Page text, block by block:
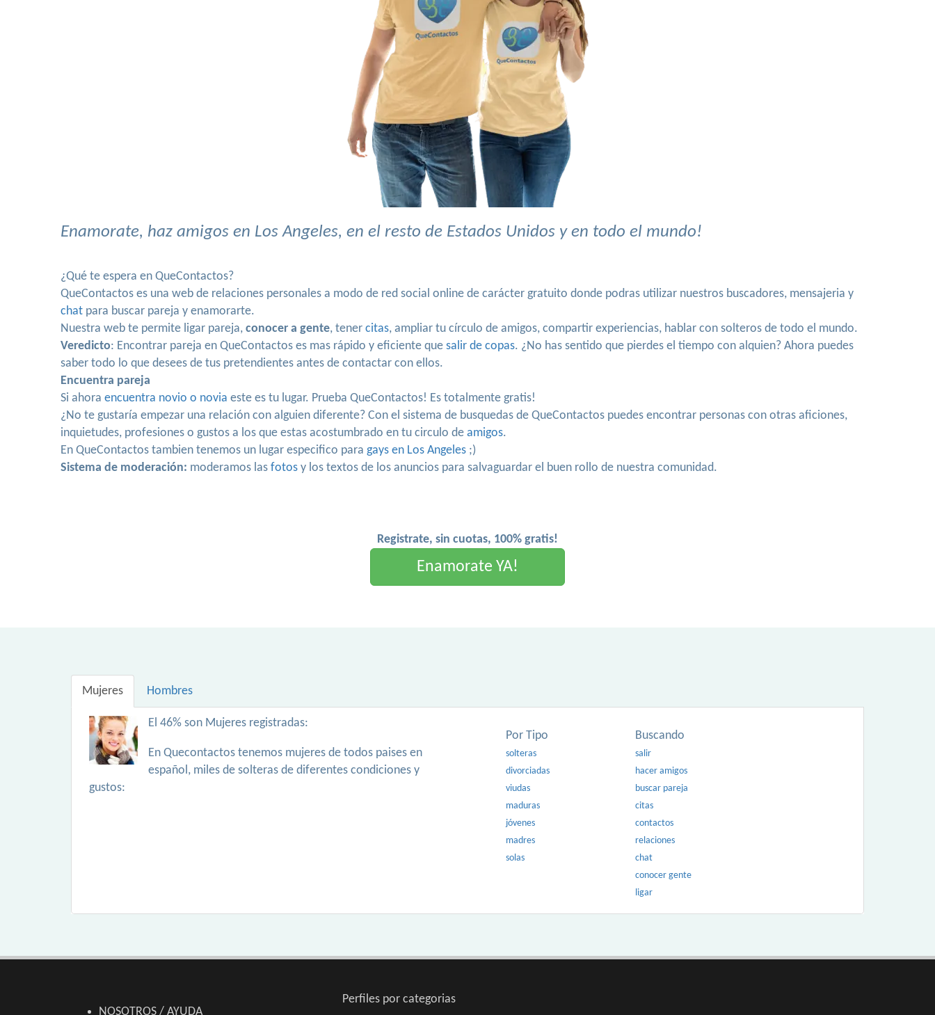
Enamorate, haz amigos en Los Angeles, en el resto de Estados Unidos y en todo el mundo!
¿Qué te espera en QueContactos?
QueContactos es una web de relaciones personales a modo de red social online de carácter gratuito donde podras utilizar nuestros buscadores, mensajeria y
chat para buscar pareja y enamorarte.
Nuestra web te permite ligar pareja, conocer a gente, tener citas, ampliar tu círculo de amigos, compartir experiencias, hablar con solteros de todo el mundo.
Veredicto: Encontrar pareja en QueContactos es mas rápido y eficiente que salir de copas. ¿No has sentido que pierdes el tiempo con alquien? Ahora puedes
saber todo lo que desees de tus pretendientes antes de contactar con ellos.
Encuentra pareja
Si ahora encuentra novio o novia este es tu lugar. Prueba QueContactos! Es totalmente gratis!
¿No te gustaría empezar una relación con alguien diferente? Con el sistema de busquedas de QueContactos puedes encontrar personas con otras aficiones,
inquietudes, profesiones o gustos a los que estas acostumbrado en tu circulo de amigos.
En QueContactos tambien tenemos un lugar especifico para gays en Los Angeles ;)
Sistema de moderación: moderamos las fotos y los textos de los anuncios para salvaguardar el buen rollo de nuestra comunidad.
Registrate, sin cuotas, 100% gratis!
Enamorate YA!
Mujeres Hombres
El 46% son Mujeres registradas:
En Quecontactos tenemos mujeres de todos paises en
español, miles de solteras de diferentes condiciones y
gustos:
Por Tipo
solteras
divorciadas
viudas
maduras
jóvenes
madres
solas
Buscando
salir
hacer amigos
buscar pareja
citas
contactos
relaciones
chat
conocer gente
ligar
NOSOTROS / AYUDA
Perfiles por categorias